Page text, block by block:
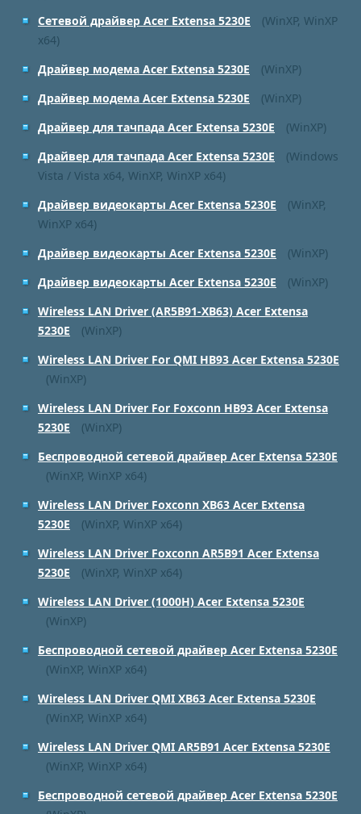
Сетевой драйвер Acer Extensa 5230E
(WinXP, WinXP
x64)
Драйвер модема Acer Extensa 5230E
(WinXP)
Драйвер модема Acer Extensa 5230E
(WinXP)
Драйвер для тачпада Acer Extensa 5230E
(WinXP)
Драйвер для тачпада Acer Extensa 5230E
(Windows
Vista / Vista x64, WinXP, WinXP x64)
Драйвер видеокарты Acer Extensa 5230E
(WinXP,
WinXP x64)
Драйвер видеокарты Acer Extensa 5230E
(WinXP)
Драйвер видеокарты Acer Extensa 5230E
(WinXP)
Wireless LAN Driver (AR5B91-XB63) Acer Extensa
5230E
(WinXP)
Wireless LAN Driver For QMI HB93 Acer Extensa 5230E
(WinXP)
Wireless LAN Driver For Foxconn HB93 Acer Extensa
5230E
(WinXP)
Беспроводной сетевой драйвер Acer Extensa 5230E
(WinXP, WinXP x64)
Wireless LAN Driver Foxconn XB63 Acer Extensa
5230E
(WinXP, WinXP x64)
Wireless LAN Driver Foxconn AR5B91 Acer Extensa
5230E
(WinXP, WinXP x64)
Wireless LAN Driver (1000H) Acer Extensa 5230E
(WinXP)
Беспроводной сетевой драйвер Acer Extensa 5230E
(WinXP, WinXP x64)
Wireless LAN Driver QMI XB63 Acer Extensa 5230E
(WinXP, WinXP x64)
Wireless LAN Driver QMI AR5B91 Acer Extensa 5230E
(WinXP, WinXP x64)
Беспроводной сетевой драйвер Acer Extensa 5230E